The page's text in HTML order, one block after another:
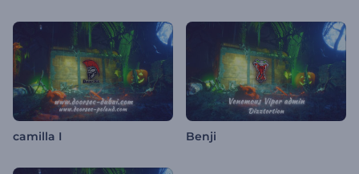
camilla I Benji